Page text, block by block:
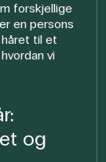
forskjellige
en persons
til et
vi
og